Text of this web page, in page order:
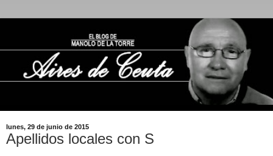
lunes, 29 de junio de 2015
Apellidos locales con S